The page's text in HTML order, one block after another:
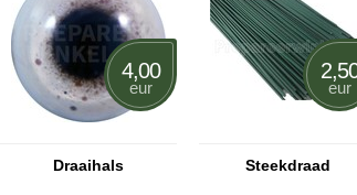
4,00
eur
Draaihals
eur
Steekdraad